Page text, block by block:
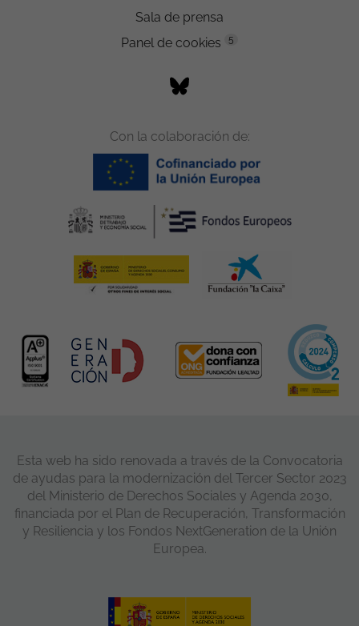
Sala de prensa
Panel de cookies
5
Con la colaboración de:
Esta web ha sido renovada a través de la Convocatoria
de ayudas para la modernización del Tercer Sector 2023
del Ministerio de Derechos Sociales y Agenda 2030,
financiada por el Plan de Recuperación, Transformación
y Resiliencia y los Fondos NextGeneration de la Unión
Europea.